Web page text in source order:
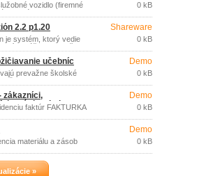
vozidlo (firemné
​​vozidlo na
tým pádom potrebujete
potom tento
vhodným riešením.
0 kB
2.2 p1.20
je systém, ktorý vedie
účty, pokladňu a
hotela, alebo penziónu.
Shareware
0 kB
učebníc
prevažne školské
firmy.
Demo
0 kB
zákazníci,
platby,
STARTfaktúr FAKTURKA
vydaných a
ich tlače,
masiek, príjmových
knihy
objednávky,
evidenciu skladu,
Demo
0 kB
materiálu a zásob
Demo
0 kB
»